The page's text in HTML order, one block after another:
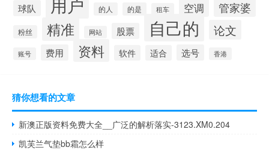
球队 的人 的是 租车 空调 管家婆
粉丝 精准 网站 股票 自己的 论文
账号 费用 资料 软件 适合 选号 香港
猜你想看的文章
新澳正版资料免费大全__广泛的解析落实-3123.XM0.204
凯芙兰气垫bb霜怎么样